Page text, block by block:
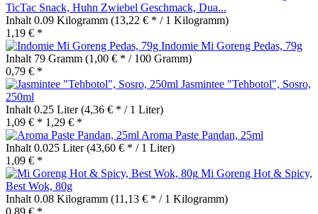
TicTac Snack, Huhn Zwiebel Geschmack, Dua...
Inhalt 0.09 Kilogramm (13,22 € * / 1 Kilogramm)
1,19 € *
Indomie Mi Goreng Pedas, 79g
Inhalt 79 Gramm (1,00 € * / 100 Gramm)
0,79 € *
Jasmintee "Tehbotol", Sosro,
250ml
Inhalt 0.25 Liter(4,36 € * / 1 Liter)
1,09 € * 1,29 € *
Aroma Paste Pandan, 25ml
Inhalt 0.025 Liter(43,60 € * / 1 Liter)
1,09 € *
Mi Goreng Hot & Spicy,
Best Wok, 80g
Inhalt 0.08 Kilogramm (11,13 € * / 1 Kilogramm)
0,89 € *